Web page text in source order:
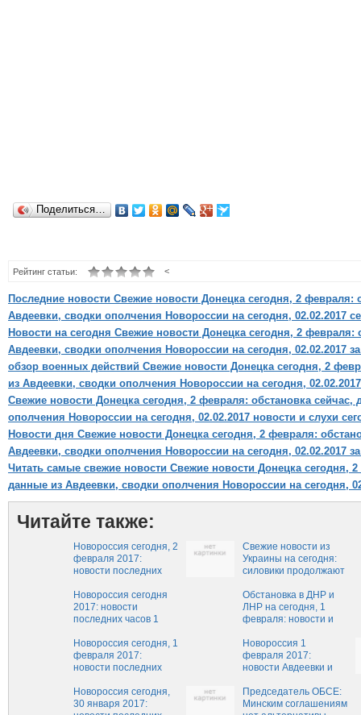
Поделиться…
<
Рейтинг статьи:
Последние новости Свежие новости Донецка сегодня, 2 февраля:
Авдеевки, сводки ополчения Новороссии на сегодня, 02.02.2017
Новости на сегодня Свежие новости Донецка сегодня, 2 февраля:
Авдеевки, сводки ополчения Новороссии на сегодня, 02.02.2017
обзор военных действий Свежие новости Донецка сегодня, 2
из Авдеевки, сводки ополчения Новороссии на сегодня,
Свежие новости Донецка сегодня, 2 февраля: обстановка сейчас,
ополчения Новороссии на сегодня, 02.02.2017 новости и слухи
Новости дня Свежие новости Донецка сегодня, 2 февраля:
Авдеевки, сводки ополчения Новороссии на сегодня, 02.02.2017
Читать самые свежие новости Свежие новости Донецка сегодня,
данные из Авдеевки, сводки ополчения Новороссии на сегодня,
Читайте также:
Новороссия сегодня, 2
февраля 2017:
новости последних
и ЛНР на сегодня,
02.02.2017, новости
Донецка и Авдеевки
сводки ополчения
Новороссии
Свежие новости из
Украины на сегодня:
силовики продолжают
Новороссия сегодня
2017: новости
последних часов 1
Авдеевке и Макеевки,
новости Донецка на
сегодня, 01.02.2017
Обстановка в ДНР и
ЛНР на сегодня, 1
февраля: новости и
Новороссии, ситуация
в Донецке сейчас,
01.02.2017
Новороссия сегодня, 1
февраля 2017:
новости последних
и ЛНР на сегодня,
01.02.2017, новости
Новороссия 1
февраля 2017:
новости Авдеевки и
ополчения
Новороссии,
Новороссия сегодня,
30 января 2017:
Председатель ОБСЕ:
Минским соглашениям